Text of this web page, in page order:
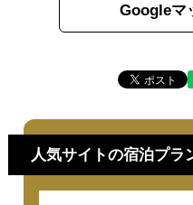
Googleマ
人気サイトの宿泊プラ